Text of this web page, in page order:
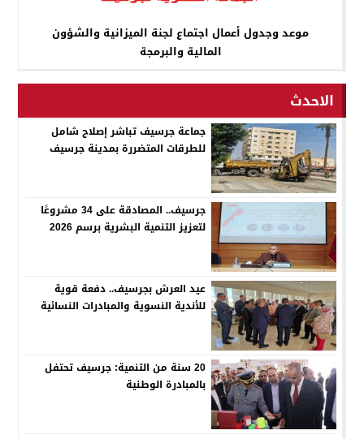
موعد وجدول أعمال اجتماع لجنة الميزانية والشؤون
المالية والبرمجة
الاحدث
جماعة جرسيف تباشر إصلاح شامل
للطرقات المتضررة بمدينة جرسيف
جرسيف.. المصادقة على 34 مشروعًا
لتعزيز التنمية البشرية برسم 2026
عيد العرش بجرسيف.. دفعة قوية
للأندية النسوية والمبادرات النسائية
20 سنة من التنمية: جرسيف تحتفل
بالمبادرة الوطنية